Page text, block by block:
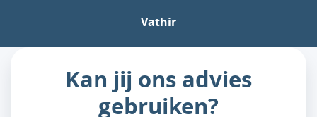
Vathir
Kan jij ons advies
gebruiken?